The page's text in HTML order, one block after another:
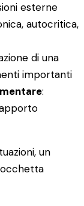
esterne
autocritica,
di una
importanti
:
un